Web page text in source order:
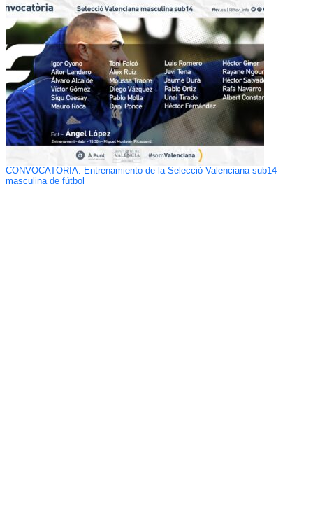
CONVOCATORIA: Entrenamiento de la Selecció Valenciana sub14
masculina de fútbol